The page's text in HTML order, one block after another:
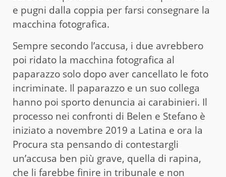
e pugni dalla coppia per farsi consegnare la
macchina fotografica.
Sempre secondo l’accusa, i due avrebbero
poi ridato la macchina fotografica al
paparazzo solo dopo aver cancellato le foto
incriminate. Il paparazzo e un suo collega
hanno poi sporto denuncia ai carabinieri. Il
processo nei confronti di Belen e Stefano è
iniziato a novembre 2019 a Latina e ora la
Procura sta pensando di contestargli
un’accusa ben più grave, quella di rapina,
che li farebbe finire in tribunale e non